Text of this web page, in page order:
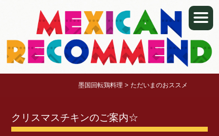
墨国回転鶏料理 > ただいまのおススメ
クリスマスチキンのご案内☆